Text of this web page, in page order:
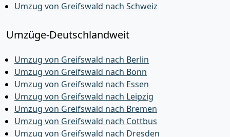
Umzug von Greifswald nach Schweiz
Umzüge-Deutschlandweit
Umzug von Greifswald nach Berlin
Umzug von Greifswald nach Bonn
Umzug von Greifswald nach Essen
Umzug von Greifswald nach Leipzig
Umzug von Greifswald nach Bremen
Umzug von Greifswald nach Cottbus
Umzug von Greifswald nach Dresden